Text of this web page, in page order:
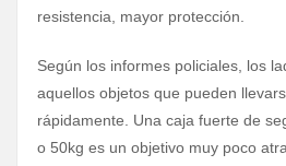
resistencia, mayor protección.
Según los informes policiales, los
aquellos objetos que pueden
rápidamente. Una caja fuerte de
o 50kg es un objetivo muy poco